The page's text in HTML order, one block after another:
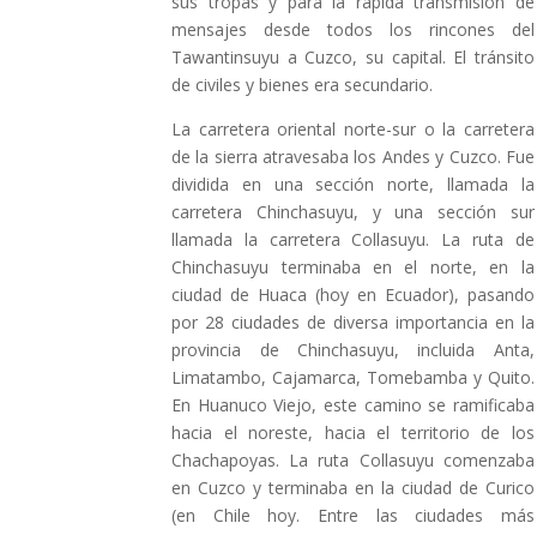
mensajes desde todos los rincones del
Tawantinsuyu a Cuzco, su capital. El tránsito
de civiles y bienes era secundario.
La carretera oriental norte-sur o la carretera
de la sierra atravesaba los Andes y Cuzco. Fue
dividida en una sección norte, llamada la
carretera Chinchasuyu, y una sección sur
llamada la carretera Collasuyu. La ruta de
Chinchasuyu terminaba en el norte, en la
ciudad de Huaca (hoy en Ecuador), pasando
por 28 ciudades de diversa importancia en la
provincia de Chinchasuyu, incluida Anta,
Limatambo, Cajamarca, Tomebamba y Quito.
En Huanuco Viejo, este camino se ramificaba
hacia el noreste, hacia el territorio de los
Chachapoyas. La ruta Collasuyu comenzaba
en Cuzco y terminaba en la ciudad de Curico
(en Chile hoy. Entre las ciudades más